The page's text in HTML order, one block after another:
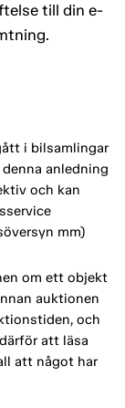
till din e-
i bilsamlingar
anledning
och kan
mm)
om ett objekt
auktionen
och
att läsa
att något har